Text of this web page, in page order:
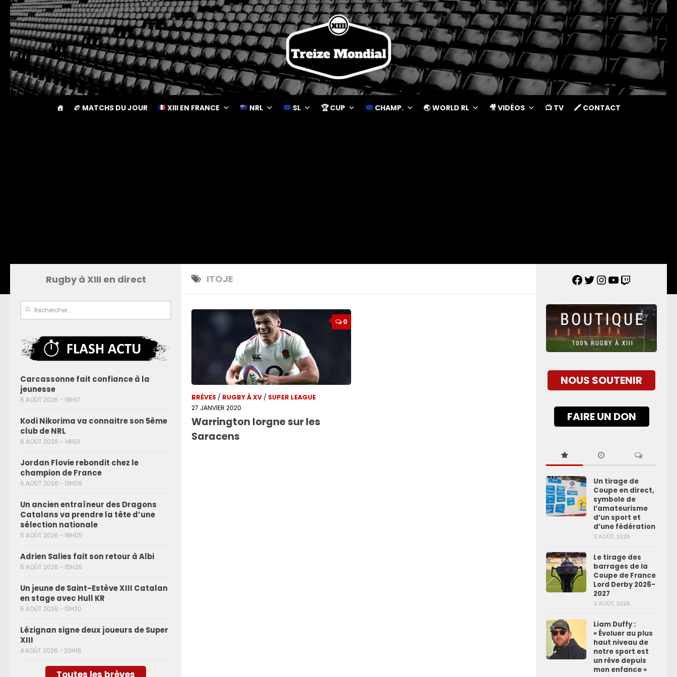
🏉 MATCHS DU JOUR XIII EN FRANCE NRL SL 🏆 CUP CHAMP. 🌏 WORLD RL 🎥 VIDÉOS 📺 TV 🖍 CONTACT
ITOJE
0
BRÈVES / RUGBY À XV / SUPER LEAGUE
27 JANVIER 2020
Warrington lorgne sur les
Saracens
Rugby à XIII en direct
Carcassonne fait confiance à la
jeunesse
6 AOÛT 2026 - 18H17
Kodi Nikorima va connaitre son 5ème
club de NRL
6 AOÛT 2026 - 14H01
Jordan Flovie rebondit chez le
champion de France
6 AOÛT 2026 - 13H09
Un ancien entraîneur des Dragons
Catalans va prendre la tête d’une
sélection nationale
5 AOÛT 2026 - 18H05
Adrien Salies fait son retour à Albi
5 AOÛT 2026 - 15H26
Un jeune de Saint-Estève XIII Catalan
en stage avec Hull KR
5 AOÛT 2026 - 13H20
Lézignan signe deux joueurs de Super
XIII
4 AOÛT 2026 - 20H16
Toutes les brèves
NOUS SOUTENIR
FAIRE UN DON
Un tirage de
Coupe en direct,
symbole de
l’amateurisme
d’un sport et
d’une fédération
3 AOÛT, 2026
Le tirage des
barrages de la
Coupe de France
Lord Derby 2026-
2027
3 AOÛT, 2026
Liam Duffy :
« Évoluer au plus
haut niveau de
notre sport est
un rêve depuis
mon enfance »